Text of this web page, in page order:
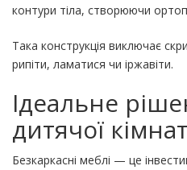
контури тіла, створюючи
Така конструкція виключає
рипіти, ламатися чи іржавіти.
Ідеальне
дитячої
Безкаркасні меблі — це